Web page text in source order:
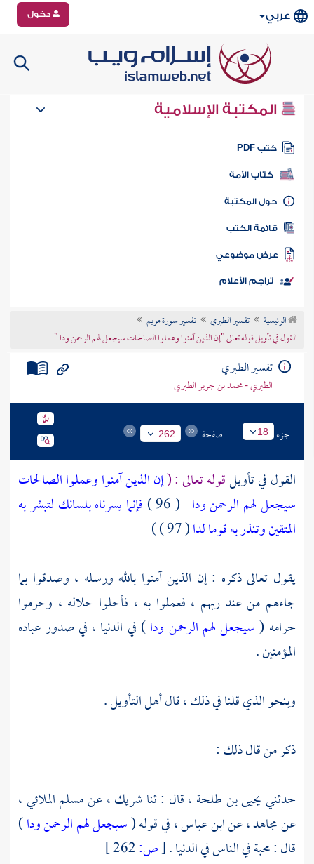
عربي دخول
المكتبة الإسلامية
كتب PDF
كتاب الأمة
المكتبة
الكتب
موضوعي
تراجم الأعلام
الرئيسية تفسير الطبري
تفسير سورة مريم
القول في تأويل قوله تعالى "إن الذين آمنوا وعملوا الصالحات سيجعل لهم الرحمن ودا "
تفسير الطبري
الطبري - محمد بن جرير الطبري
جزء 18 صفحة 262
القول في تأويلقوله تعالى : (إن الذين آمنوا وعملوا الصالحات
سيجعل لهم الرحمن ودا ( 96 )
فإنما يسرناه بلسانك لتبشر به
المتقين وتنذر به قوما لدا( 97 ) )
يقول تعالى ذكره : إن الذين آمنوا بالله ورسله ، وصدقوا بما
جاءهم من عند ربهم ، فعملوا به ، فأحلوا حلاله ، وحرموا
حرامه (سيجعل لهم الرحمن ودا) في الدنيا ، في صدور عباده
المؤمنين .
وبنحو الذي قلنا في ذلك ، قال أهل التأويل .
ذكر من قال ذلك :
حدثنييحيى بن طلحة ،قال : ثناشريك ،عنمسلم الملائي ،
عنمجاهد ،عنابن عباس ،في قوله (سيجعل لهم الرحمن ودا)
قال : محبة في الناس في الدنيا .[ص: